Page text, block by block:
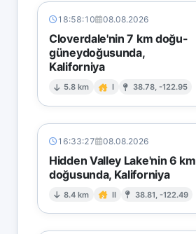
18:58:10 08.08.2026
Cloverdale'nin 7 km doğu-
güneydoğusunda,
Kaliforniya
5.8 km I 38.78, -122.95
16:33:27 08.08.2026
Hidden Valley Lake'nin 6 km
doğusunda, Kaliforniya
8.4 km II 38.81, -122.49